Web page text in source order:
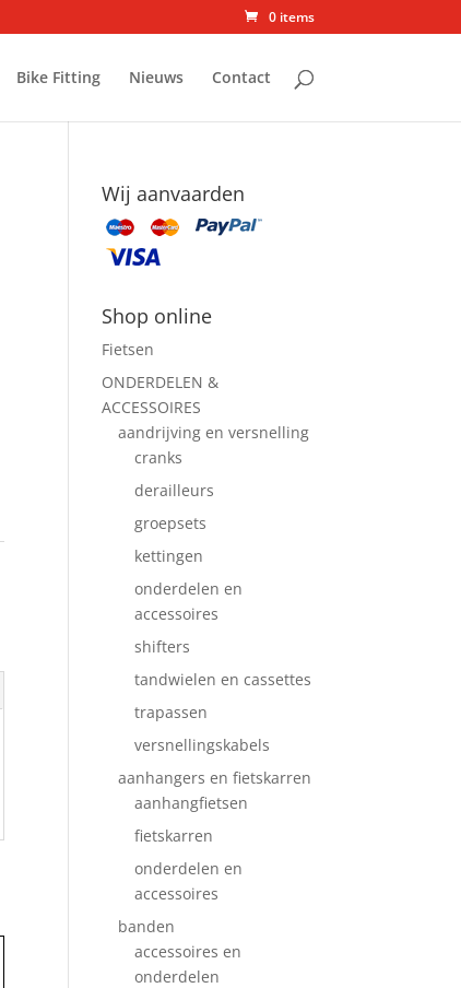
0 items
Bike Fitting Nieuws Contact
Wij aanvaarden
Shop online
Fietsen
ONDERDELEN &
ACCESSOIRES
aandrijving en versnelling
cranks
derailleurs
groepsets
kettingen
onderdelen en
accessoires
shifters
tandwielen en cassettes
trapassen
versnellingskabels
aanhangers en fietskarren
aanhangfietsen
fietskarren
onderdelen en
accessoires
banden
accessoires en
onderdelen